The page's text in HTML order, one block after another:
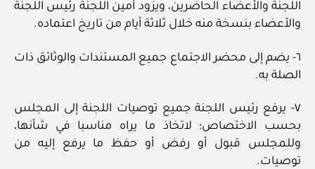
اللجنة والأعضاء الحاضرين، ويزود أمين اللجنة رئيس اللجنة
والأعضاء بنسخة منه خلال ثلاثة أيام من تاريخ اعتماده.
٦- يضم إلى محضر الاجتماع جميع المستندات والوثائق ذات
الصلة به.
٧- يرفع رئيس اللجنة جميع توصيات اللجنة إلى المجلس
بحسب الاختصاص؛ لاتخاذ ما يراه مناسبا في شأنها،
وللمجلس قبول أو رفض أو حفظ ما يرفع إليه من
توصيات.